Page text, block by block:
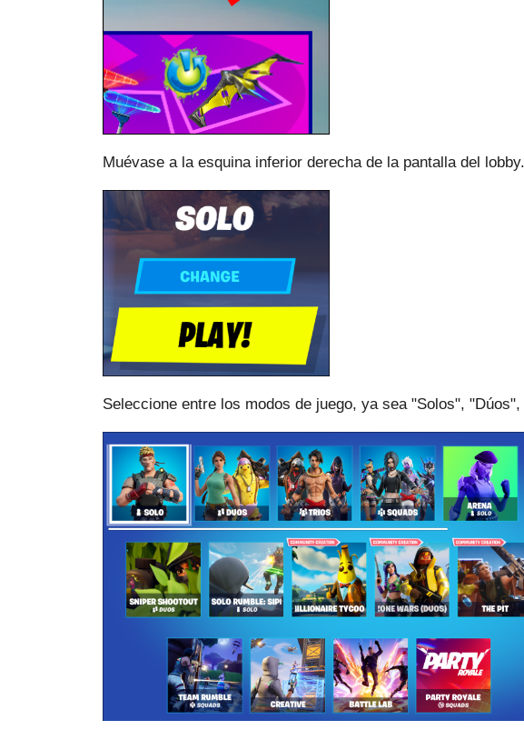
Muévase a la esquina inferior derecha de la pantalla del lobby.
Seleccione entre los modos de juego, ya sea "Solos",